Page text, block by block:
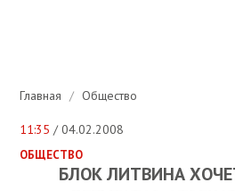
Главная / Общество
11:35 / 04.02.2008
ОБЩЕСТВО
БЛОК ЛИТВИНА